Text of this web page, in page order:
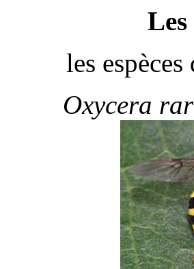
Les
les
Oxycera